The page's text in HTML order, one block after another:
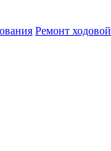
Ремонт ходовой